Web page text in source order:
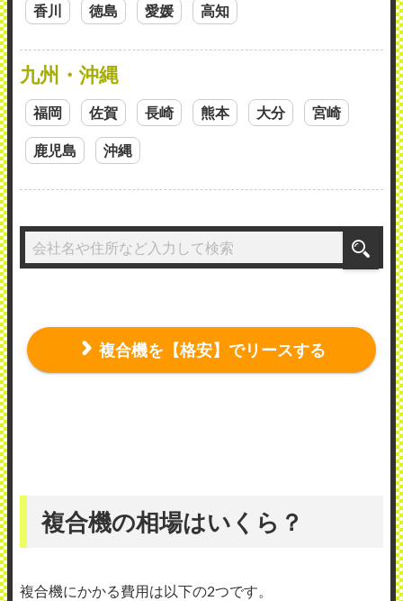
香川 徳島 愛媛 高知
九州・沖縄
福岡 佐賀 長崎 熊本 大分 宮崎
鹿児島 沖縄
複合機を【格安】でリースする
複合機の相場はいくら？
複合機にかかる費用は以下の2つです。